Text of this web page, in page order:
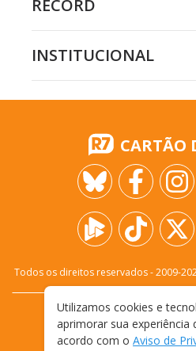
RECORD
INSTITUCIONAL
CARTÃO
Todos os direitos reservados - 2009-
FALE
TERMOS E
Utilizamos cookies e
aprimorar sua experiência
acordo com o Aviso de